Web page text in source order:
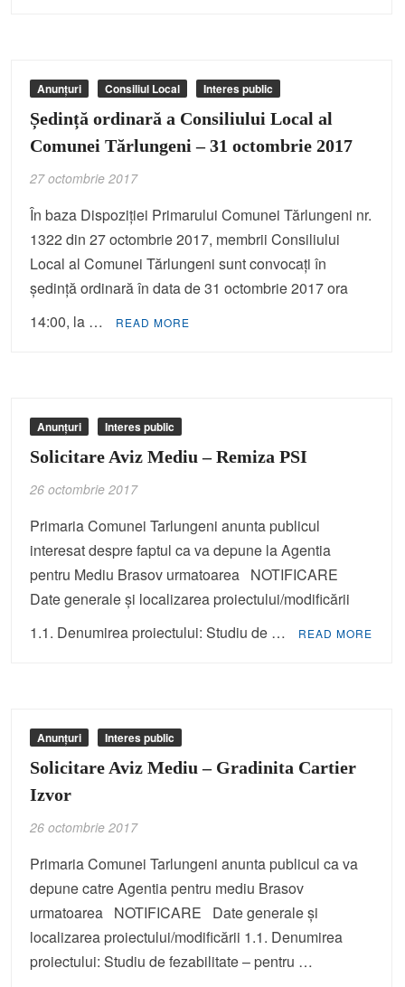
Anunțuri Consiliul Local Interes public
Ședință ordinară a Consiliului Local al
Comunei Tărlungeni – 31 octombrie 2017
27 octombrie 2017
În baza Dispoziției Primarului Comunei Tărlungeni nr.
1322 din 27 octombrie 2017, membrii Consiliului
Local al Comunei Tărlungeni sunt convocați în
ședință ordinară în data de 31 octombrie 2017 ora
14:00, la …
READ MORE
Anunțuri Interes public
Solicitare Aviz Mediu – Remiza PSI
26 octombrie 2017
Primaria Comunei Tarlungeni anunta publicul
interesat despre faptul ca va depune la Agentia
pentru Mediu Brasov urmatoarea NOTIFICARE
Date generale şi localizarea proiectului/modificării
1.1. Denumirea proiectului: Studiu de …
READ MORE
Anunțuri Interes public
Solicitare Aviz Mediu – Gradinita Cartier
Izvor
26 octombrie 2017
Primaria Comunei Tarlungeni anunta publicul ca va
depune catre Agentia pentru mediu Brasov
urmatoarea NOTIFICARE Date generale şi
localizarea proiectului/modificării 1.1. Denumirea
proiectului: Studiu de fezabilitate – pentru …